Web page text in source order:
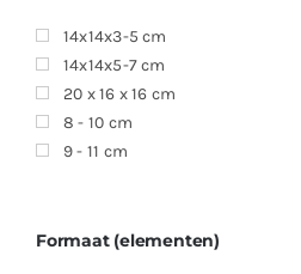
14x14x3-5 cm
14x14x5-7 cm
20 x 16 x 16 cm
8 - 10 cm
9 - 11 cm
Formaat (elementen)